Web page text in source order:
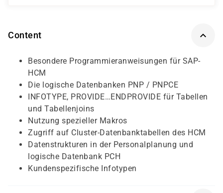
Content
Besondere Programmieranweisungen für SAP-
HCM
Die logische Datenbanken PNP / PNPCE
INFOTYPE, PROVIDE…ENDPROVIDE für Tabellen
und Tabellenjoins
Nutzung spezieller Makros
Zugriff auf Cluster-Datenbanktabellen des HCM
Datenstrukturen in der Personalplanung und
logische Datenbank PCH
Kundenspezifische Infotypen